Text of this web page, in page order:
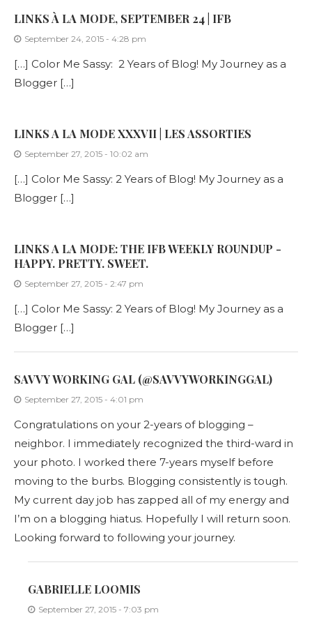
LINKS À LA MODE, SEPTEMBER 24 | IFB
September 24, 2015 - 4:28 pm
[…] Color Me Sassy: 2 Years of Blog! My Journey as a
Blogger […]
LINKS A LA MODE XXXVII | LES ASSORTIES
September 27, 2015 - 10:02 am
[…] Color Me Sassy: 2 Years of Blog! My Journey as a
Blogger […]
LINKS A LA MODE: THE IFB WEEKLY ROUNDUP -
HAPPY. PRETTY. SWEET.
September 27, 2015 - 2:47 pm
[…] Color Me Sassy: 2 Years of Blog! My Journey as a
Blogger […]
SAVVY WORKING GAL (@SAVVYWORKINGGAL)
September 27, 2015 - 4:01 pm
Congratulations on your 2-years of blogging –
neighbor. I immediately recognized the third-ward in
your photo. I worked there 7-years myself before
moving to the burbs. Blogging consistently is tough.
My current day job has zapped all of my energy and
I’m on a blogging hiatus. Hopefully I will return soon.
Looking forward to following your journey.
GABRIELLE LOOMIS
September 27, 2015 - 7:03 pm